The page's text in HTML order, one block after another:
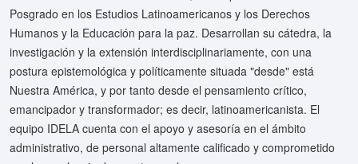
Posgrado en los Estudios Latinoamericanos y los Derechos
Humanos y la Educación para la paz. Desarrollan su cátedra, la
investigación y la extensión interdisciplinariamente, con una
postura epistemológica y políticamente situada "desde" está
Nuestra América, y por tanto desde el pensamiento crítico,
emancipador y transformador; es decir, latinoamericanista. El
equipo IDELA cuenta con el apoyo y asesoría en el ámbito
administrativo, de personal altamente calificado y comprometido